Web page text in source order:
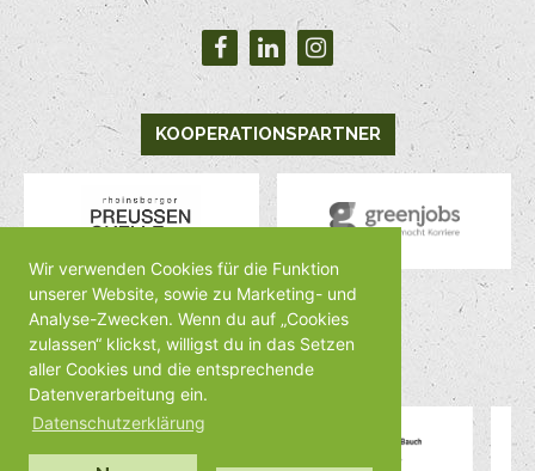
Wir verwenden Cookies für die Funktion
unserer Website, sowie zu Marketing- und
Analyse-Zwecken. Wenn du auf „Cookies
zulassen“ klickst, willigst du in das Setzen
aller Cookies und die entsprechende
Datenverarbeitung ein.
Datenschutzerklärung
KOOPERATIONSPARTNER
MEDIENPARTNER